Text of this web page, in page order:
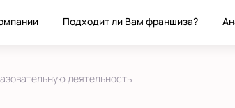
Подходит ли Вам франшиза?
деятельность